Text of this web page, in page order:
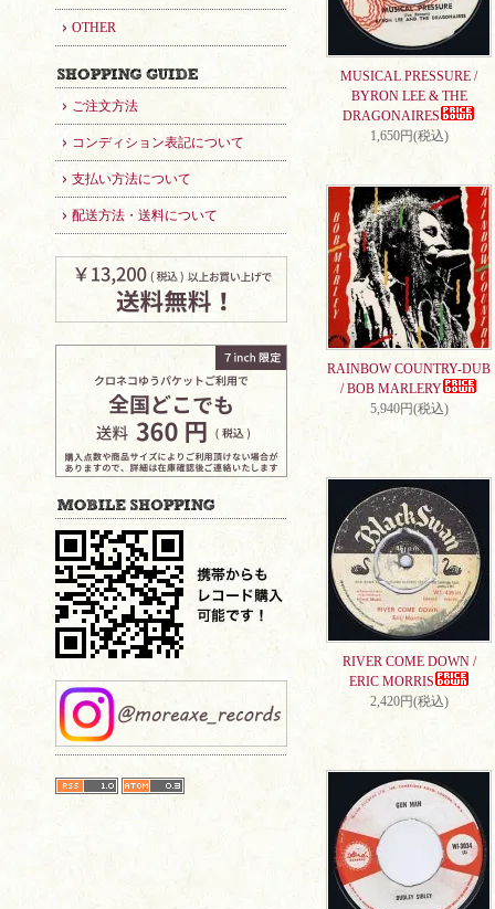
OTHER
ご注文方法
コンディション表記について
支払い方法について
配送方法・送料について
MUSICAL PRESSURE /
BYRON LEE & THE
DRAGONAIRES
1,650円(税込)
RAINBOW COUNTRY-DUB
/ BOB MARLERY
5,940円(税込)
RIVER COME DOWN /
ERIC MORRIS
2,420円(税込)